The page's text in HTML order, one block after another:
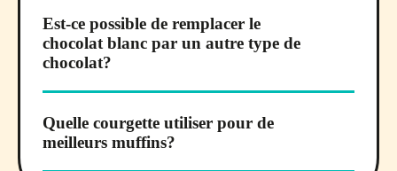
Est-ce possible de remplacer le
chocolat blanc par un autre type de
chocolat?
Quelle courgette utiliser pour de
meilleurs muffins?